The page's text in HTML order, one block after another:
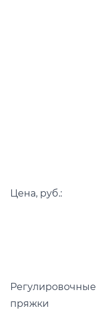
Цена, руб.:
Регулировочные
пряжки